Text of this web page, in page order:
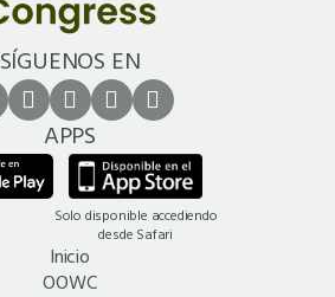
Inicio
OOWC
SÍGUENOS EN
APPS
Solo disponible accediendo
desde Safari